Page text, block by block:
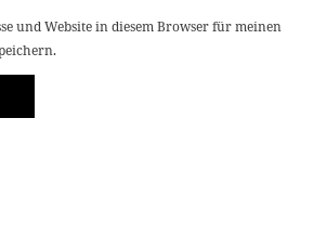
und Website in diesem Browser für meinen